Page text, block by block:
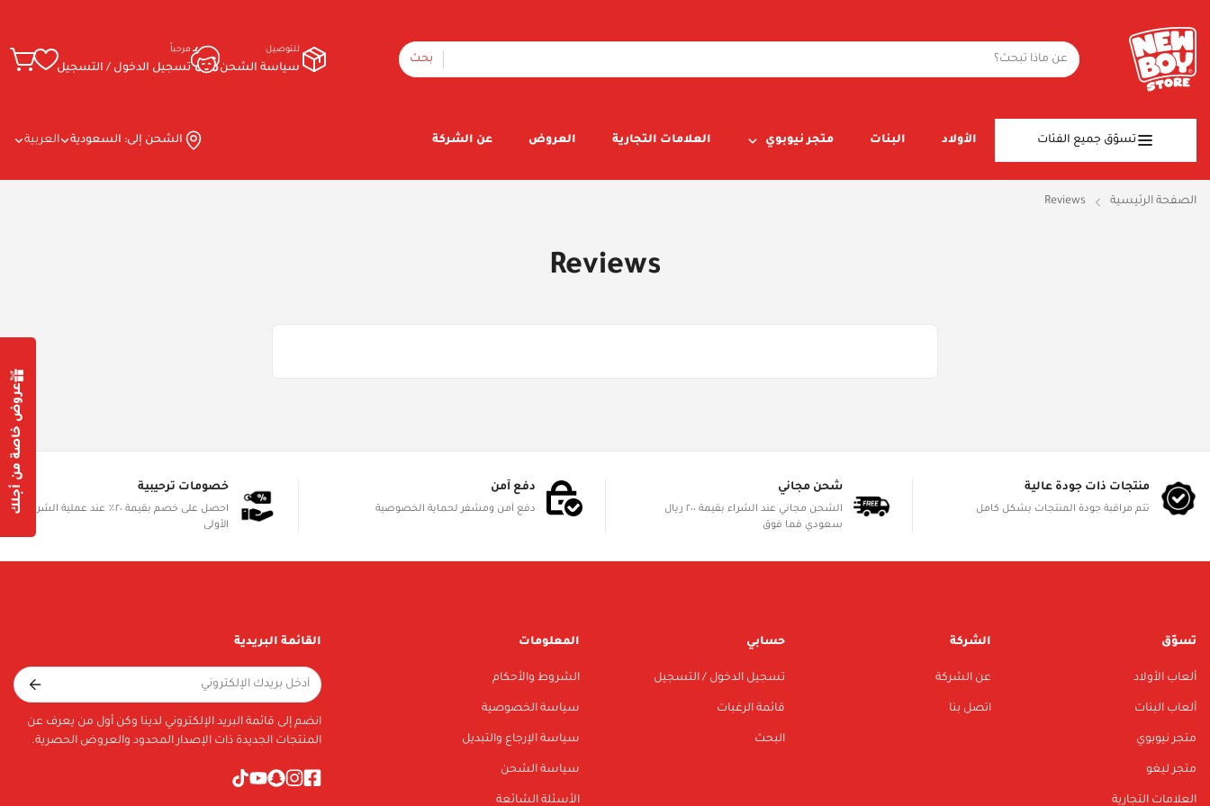
بحث
للتوصيل
سياسة الشحن
مرحباً
تسجيل الدخول / التسجيل
تسوّق جميع الفئات الأولاد البنات متجر نيوبوي العلامات التجارية العروض عن الشركة الشحن إلى: السعودية العربية
الصفحة الرئيسية Reviews
Reviews
منتجات ذات جودة عالية
تتم مراقبة جودة المنتجات بشكل كامل
شحن مجاني
الشحن مجاني عند الشراء بقيمة ٢٠٠ ريال
سعودي فما فوق
دفع آمن
دفع آمن ومشفر لحماية الخصوصية
خصومات ترحيبية
احصل على خصم بقيمة ٢٠٪ عند عملية الشراء
الأولى
تسوّق
ألعاب الأولاد
ألعاب البنات
متجر نيوبوي
متجر ليغو
العلامات التجارية
الشركة
عن الشركة
اتصل بنا
حسابي
تسجيل الدخول / التسجيل
قائمة الرغبات
البحث
المعلومات
الشروط والأحكام
سياسة الخصوصية
سياسة الإرجاع والتبديل
سياسة الشحن
الأسئلة الشائعة
القائمة البريدية
انضم إلى قائمة البريد الإلكتروني لدينا وكن أول من يعرف عن
المنتجات الجديدة ذات الإصدار المحدود والعروض الحصرية.
Yes, I am
عروض خاصة من أجلك